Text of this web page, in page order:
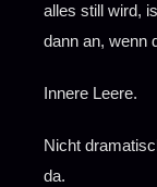
alles still wird,
dann an, wenn
Innere Leere.
Nicht
da.